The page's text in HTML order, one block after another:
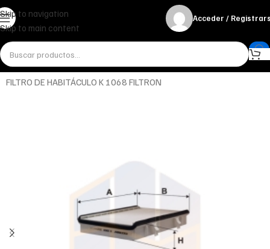
Skip to navigation
Skip to main content
Acceder /
InicioMiscelánea - otrosOtros
FILTRO DE HABITÁCULO K 1068 FILTRON